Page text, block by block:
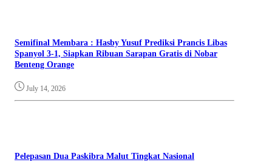
Semifinal Membara : Hasby Yusuf Prediksi Prancis Libas
Spanyol 3-1, Siapkan Ribuan Sarapan Gratis di Nobar
Benteng Orange
July 14, 2026
Pelepasan Dua Paskibra Malut Tingkat Nasional